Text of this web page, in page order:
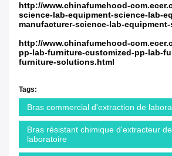
http://www.chinafumehood-
science-lab-equipment-science-lab-
manufacturer-science-lab-
http://www.chinafumehood-
pp-lab-furniture-customized-pp-lab-
furniture-solutions.html
Tags:
Bras commercial d'extraction de
Bras résistant chimique d'extracteur
laboratoire